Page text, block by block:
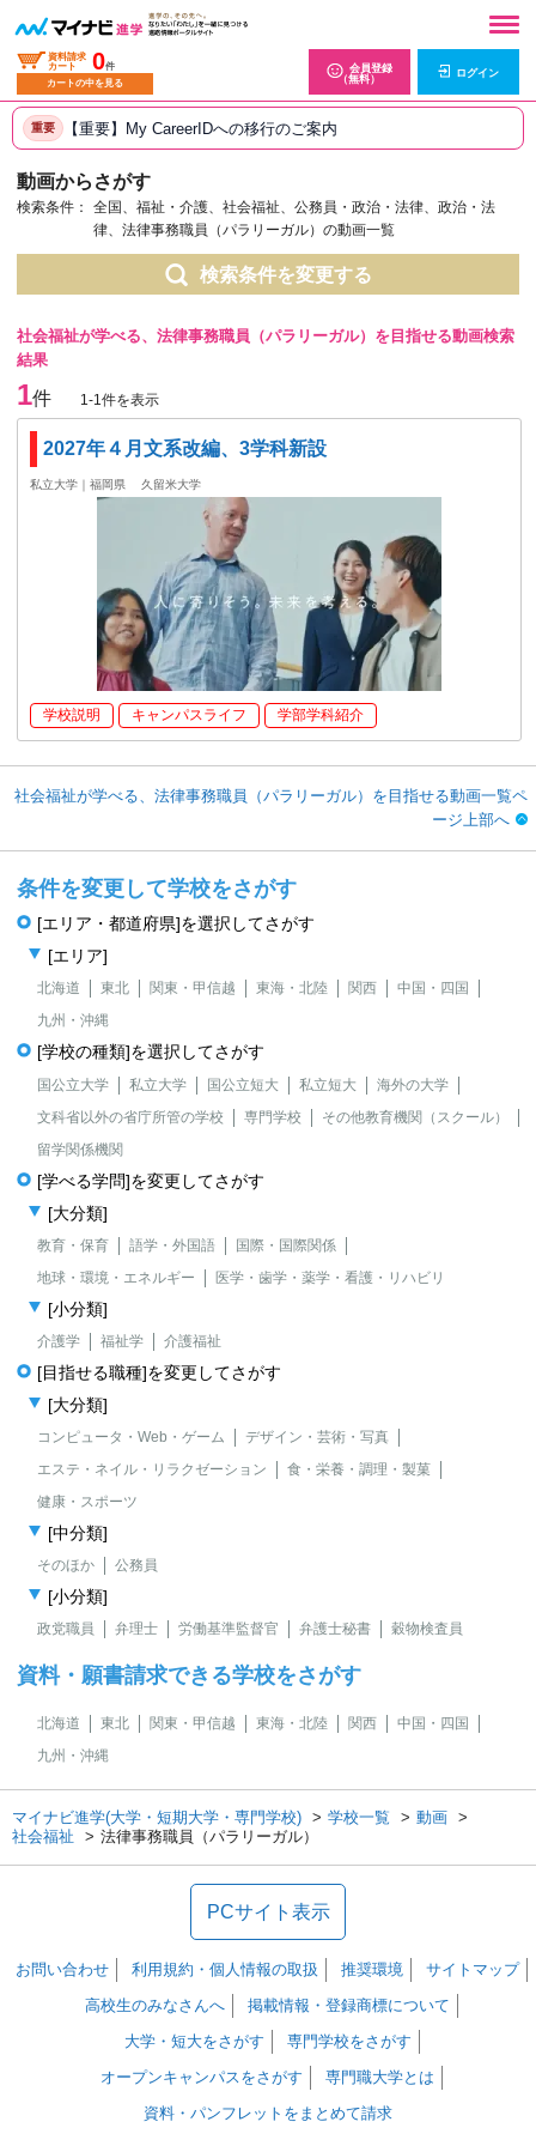
資料請求
カート
0件
カートの中を見る
会員登録
（無料）
ログイン
重要 【重要】My CareerIDへの移行のご案内
動画からさがす
検索条件：
全国、福祉・介護、社会福祉、公務員・政治・法律、政治・法
律、法律事務職員（パラリーガル）の動画一覧
検索条件を変更する
社会福祉が学べる、法律事務職員（パラリーガル）を目指せる動画検索
結果
1件 1-1件を表示
2027年４月文系改編、3学科新設
私立大学｜福岡県 久留米大学
学校説明 キャンパスライフ 学部学科紹介
社会福祉が学べる、法律事務職員（パラリーガル）を目指せる動画一覧ペ
ージ上部へ
条件を変更して学校をさがす
[エリア・都道府県]を選択してさがす
[エリア]
北海道 東北 関東・甲信越 東海・北陸 関西
中国・四国
九州・沖縄
[学校の種類]を選択してさがす
国公立大学 私立大学 国公立短大 私立短大
海外の大学
文科省以外の省庁所管の学校
専門学校
その他教育機関（スクール）
留学関係機関
[学べる学問]を変更してさがす
[大分類]
教育・保育 語学・外国語
国際・国際関係
地球・環境・エネルギー
医学・歯学・薬学・看護・リハビリ
[小分類]
介護学 福祉学 介護福祉
[目指せる職種]を変更してさがす
[大分類]
コンピュータ・Web・ゲーム
デザイン・芸術・写真
エステ・ネイル・リラクゼーション
食・栄養・調理・製菓
健康・スポーツ
[中分類]
そのほか 公務員
[小分類]
政党職員 弁理士 労働基準監督官 弁護士秘書 穀物検査員
資料・願書請求できる学校をさがす
北海道 東北 関東・甲信越 東海・北陸 関西
中国・四国
九州・沖縄
マイナビ進学(大学・短期大学・専門学校) 学校一覧
動画
社会福祉
法律事務職員（パラリーガル）
PCサイト表示
お問い合わせ 利用規約・個人情報の取扱 推奨環境
サイトマップ
高校生のみなさんへ
掲載情報・登録商標について
大学・短大をさがす
専門学校をさがす
オープンキャンパスをさがす
専門職大学とは
資料・パンフレットをまとめて請求